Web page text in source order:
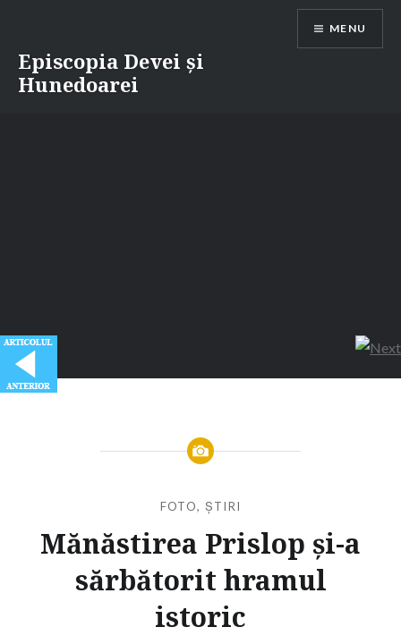
content
Episcopia Devei și
Hunedoarei
MENU
FOTO, ȘTIRI
Mănăstirea Prislop și-a
sărbătorit hramul
istoric